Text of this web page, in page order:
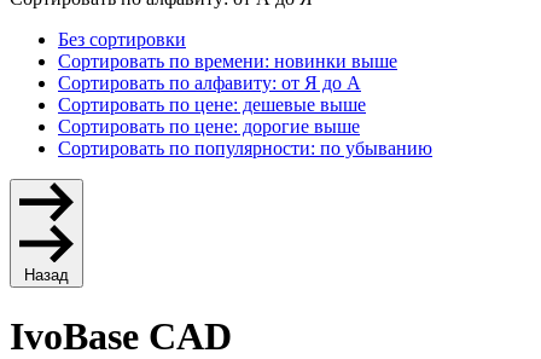
Без сортировки
Сортировать по времени: новинки выше
Сортировать по алфавиту: от Я до А
Сортировать по цене: дешевые выше
Сортировать по цене: дорогие выше
Сортировать по популярности: по убыванию
Назад
IvoBase CAD